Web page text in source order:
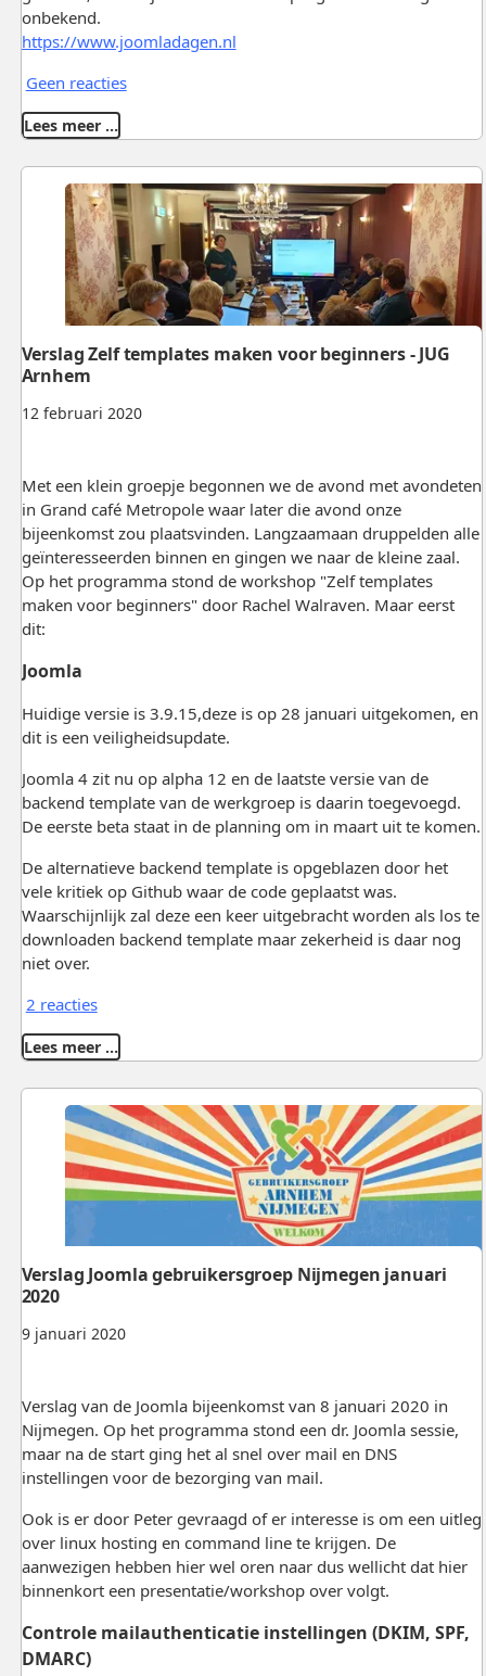
onbekend.
https://www.joomladagen.nl
Geen reacties
Lees meer …
12 februari 2020
Verslag Zelf templates maken voor beginners - JUG
Arnhem
Met een klein groepje begonnen we de avond met avondeten
in Grand café Metropole waar later die avond onze
bijeenkomst zou plaatsvinden. Langzaamaan druppelden alle
geïnteresseerden binnen en gingen we naar de kleine zaal.
Op het programma stond de workshop "Zelf templates
maken voor beginners" door Rachel Walraven. Maar eerst
dit:
Joomla
Huidige versie is 3.9.15,deze is op 28 januari uitgekomen, en
dit is een veiligheidsupdate.
Joomla 4 zit nu op alpha 12 en de laatste versie van de
backend template van de werkgroep is daarin toegevoegd.
De eerste beta staat in de planning om in maart uit te komen.
De alternatieve backend template is opgeblazen door het
vele kritiek op Github waar de code geplaatst was.
Waarschijnlijk zal deze een keer uitgebracht worden als los te
downloaden backend template maar zekerheid is daar nog
niet over.
2 reacties
Lees meer …
9 januari 2020
Verslag Joomla gebruikersgroep Nijmegen januari
2020
Verslag van de Joomla bijeenkomst van 8 januari 2020 in
Nijmegen. Op het programma stond een dr. Joomla sessie,
maar na de start ging het al snel over mail en DNS
instellingen voor de bezorging van mail.
Ook is er door Peter gevraagd of er interesse is om een uitleg
over linux hosting en command line te krijgen. De
aanwezigen hebben hier wel oren naar dus wellicht dat hier
binnenkort een presentatie/workshop over volgt.
Controle mailauthenticatie instellingen (DKIM, SPF,
DMARC)